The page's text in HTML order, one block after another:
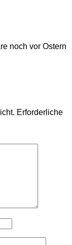
noch vor Ostern
Erforderliche